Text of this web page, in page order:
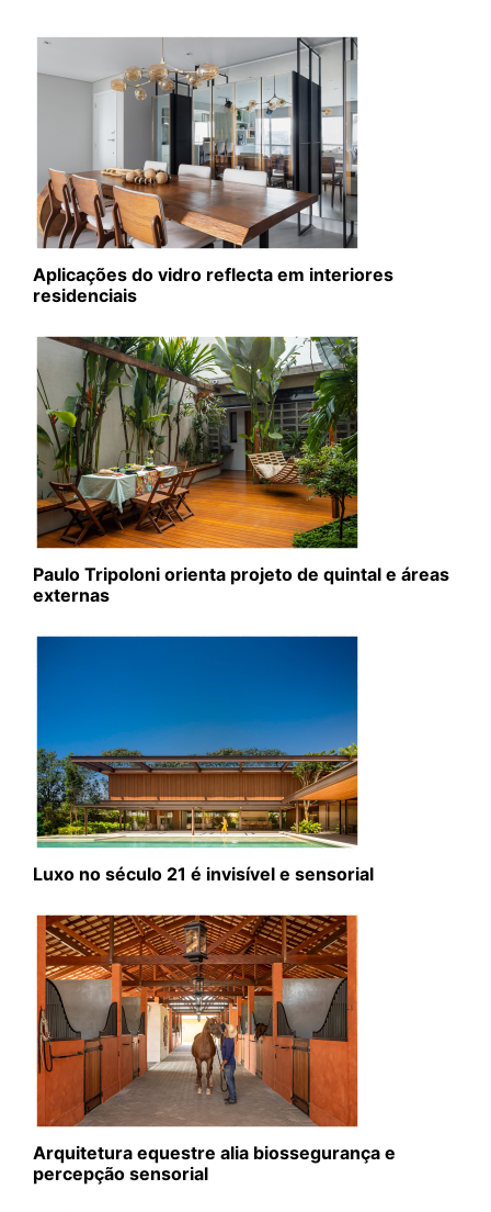
Aplicações do vidro reflecta em interiores
residenciais
Paulo Tripoloni orienta projeto de quintal e áreas
externas
Luxo no século 21 é invisível e sensorial
Arquitetura equestre alia biossegurança e
percepção sensorial